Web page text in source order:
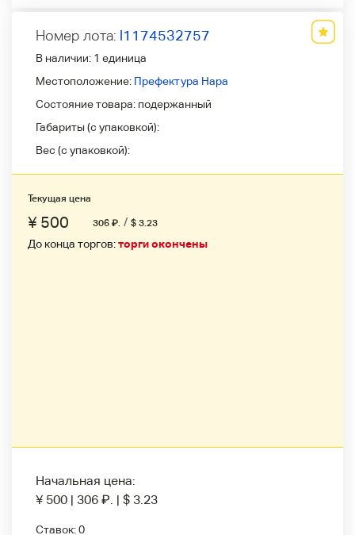
Номер лота: l1174532757
В наличии: 1 единица
Местоположение: Префектура Нара
Состояние товара: подержанный
Габариты (с упаковкой):
Вес (с упаковкой):
Текущая цена
¥ 500 306 ₽ / $ 3.23
До конца торгов:торги окончены
Начальная цена:
¥ 500 | 306 ₽ | $ 3.23
Ставок:0